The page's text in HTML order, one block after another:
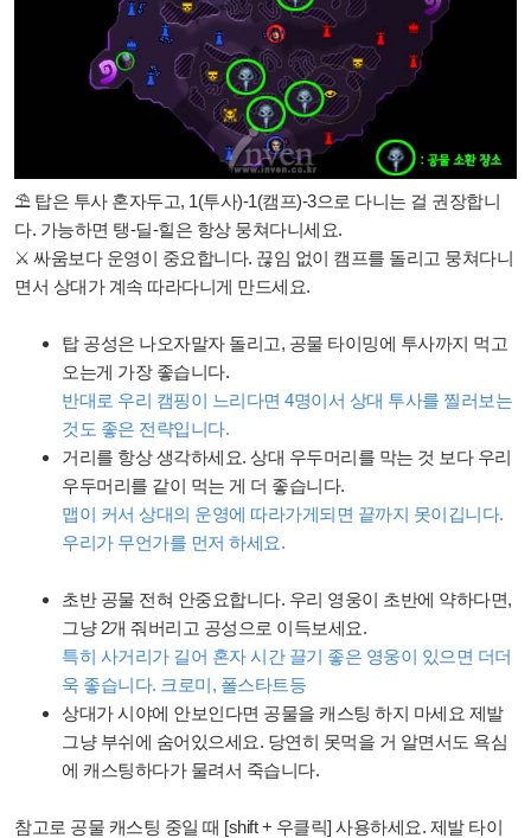
⛱ 탑은 투사 혼자두고, 1(투사)-1(캠프)-3으로 다니는 걸 권장합니
다. 가능하면 탱-딜-힐은 항상 뭉쳐다니세요.
⚔ 싸움보다 운영이 중요합니다. 끊임 없이 캠프를 돌리고 뭉쳐다니
면서 상대가 계속 따라다니게 만드세요.
탑 공성은 나오자말자 돌리고, 공물 타이밍에 투사까지 먹고
오는게 가장 좋습니다.
반대로 우리 캠핑이 느리다면 4명이서 상대 투사를 찔러보는
것도 좋은 전략입니다.
거리를 항상 생각하세요. 상대 우두머리를 막는 것 보다 우리
우두머리를 같이 먹는 게 더 좋습니다.
맵이 커서 상대의 운영에 따라가게되면 끝까지 못이깁니다.
우리가 무언가를 먼저 하세요.
초반 공물 전혀 안중요합니다. 우리 영웅이 초반에 약하다면,
그냥 2개 줘버리고 공성으로 이득보세요.
특히 사거리가 길어 혼자 시간 끌기 좋은 영웅이 있으면 더더
욱 좋습니다. 크로미, 폴스타트등
상대가 시야에 안보인다면 공물을 캐스팅 하지 마세요 제발
그냥 부쉬에 숨어있으세요. 당연히 못먹을 거 알면서도 욕심
에 캐스팅하다가 물려서 죽습니다.
참고로 공물 캐스팅 중일 때 [shift + 우클릭] 사용하세요. 제발 타이